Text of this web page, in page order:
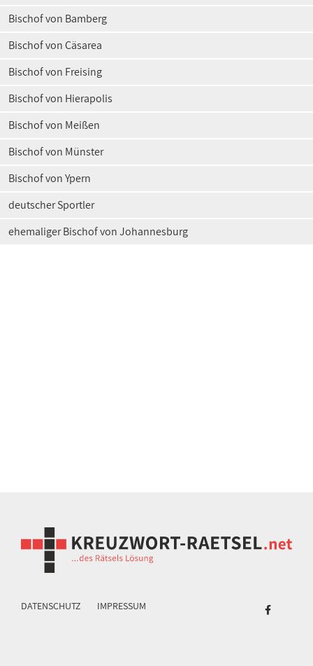
Bischof von Bamberg
Bischof von Cäsarea
Bischof von Freising
Bischof von Hierapolis
Bischof von Meißen
Bischof von Münster
Bischof von Ypern
deutscher Sportler
ehemaliger Bischof von Johannesburg
DATENSCHUTZ IMPRESSUM